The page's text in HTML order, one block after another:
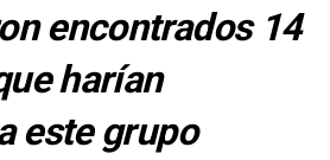
encontrados 14
harían
este grupo